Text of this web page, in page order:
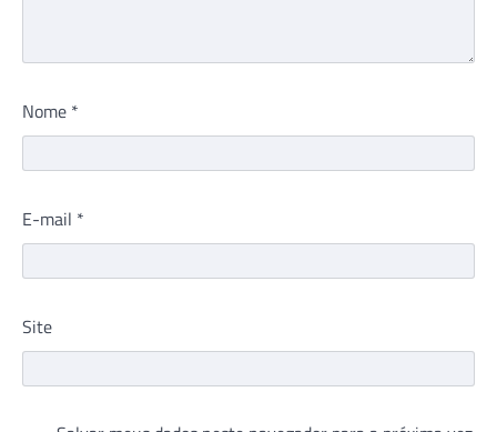
Nome *
E-mail *
Site